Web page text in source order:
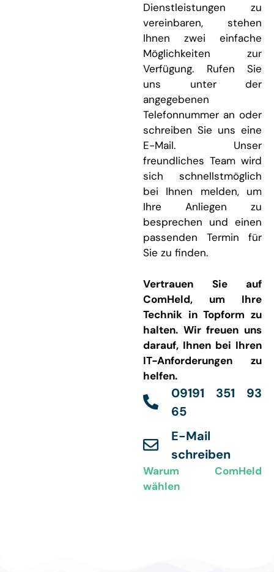
Dienstleistungen zu
vereinbaren, stehen
Ihnen zwei einfache
Möglichkeiten zur
Verfügung. Rufen Sie
uns unter der
angegebenen
Telefonnummer an oder
schreiben Sie uns eine
E-Mail. Unser
freundliches Team wird
sich schnellstmöglich
bei Ihnen melden, um
Ihre Anliegen zu
besprechen und einen
passenden Termin für
Sie zu finden.
Vertrauen Sie auf
ComHeld, um Ihre
Technik in Topform zu
halten. Wir freuen uns
darauf, Ihnen bei Ihren
IT-Anforderungen zu
helfen.
09191 351 93
65
E-Mail
schreiben
Warum ComHeld
wählen